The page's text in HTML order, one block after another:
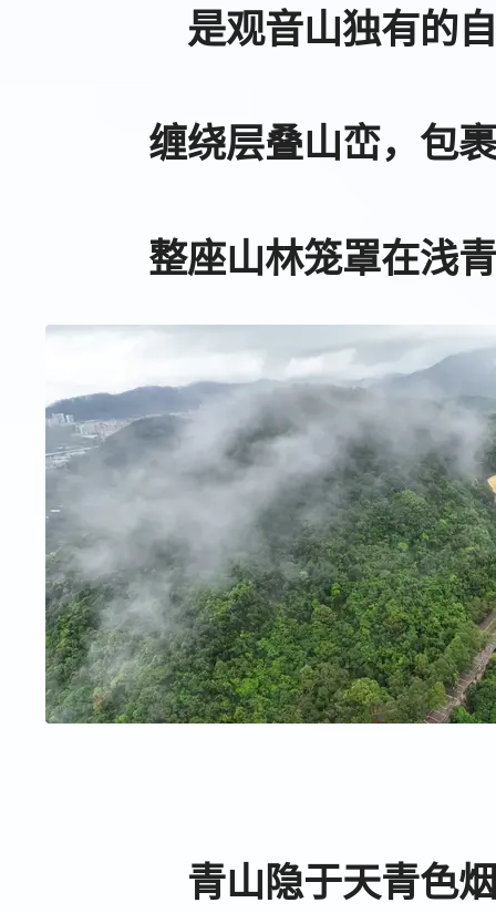
是观音山独有的
缠绕层叠山峦，包
整座山林笼罩在浅
青山隐于天青色